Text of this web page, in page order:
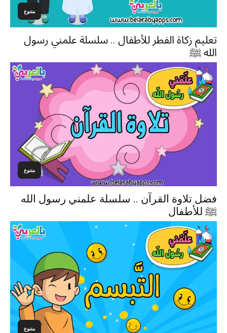
متنوع
تعليم زكاة الفطر للأطفال .. سلسلة علمني رسول
الله ﷺ
متنوع
فضل تلاوة القرآن .. سلسلة علمني رسول الله
ﷺ للأطفال
متنوع